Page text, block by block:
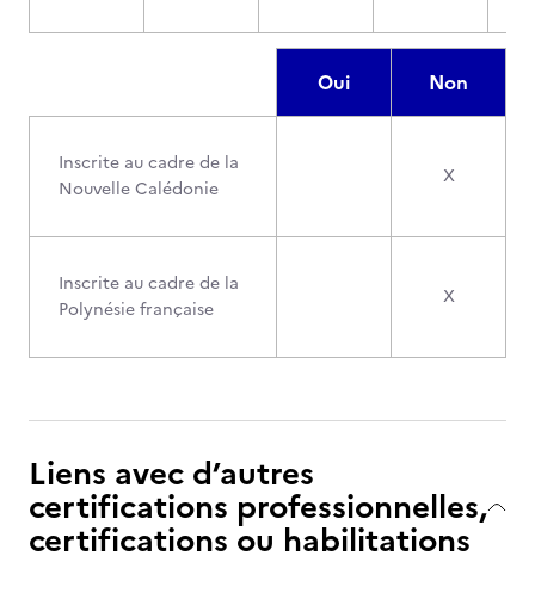
Oui Non
Inscrite au cadre de la
Nouvelle Calédonie
X
Inscrite au cadre de la
Polynésie française
X
Liens avec d’autres
certifications professionnelles,
certifications ou habilitations